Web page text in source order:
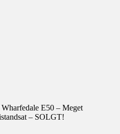
Wharfedale E50 – Meget
– SOLGT!